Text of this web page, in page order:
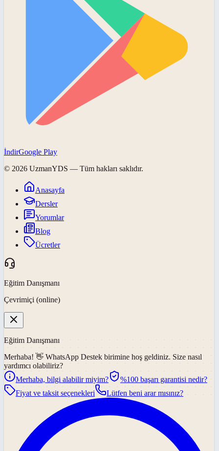
İndirGoogle Play
© 2026 UzmanYDS — Tüm hakları saklıdır.
Anasayfa
Dersler
Yorumlar
Blog
Ücretler
Eğitim Danışmanı
Çevrimiçi (online)
Eğitim Danışmanı
Merhaba! 👋 WhatsApp Destek birimine hoş geldiniz. Size nasıl
yardımcı olabiliriz?
Merhaba, bilgi alabilir miyim?
%100 başarı garantisi nedir?
Fiyat ve taksit seçenekleri
Lütfen beni arar mısınız?